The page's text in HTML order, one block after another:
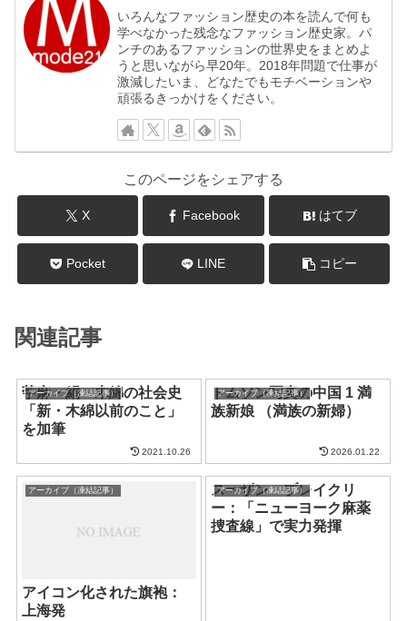
いろんなファッション歴史の本を読んで何も
学べなかった残念なファッション歴史家。パ
ンチのあるファッションの世界史をまとめよ
うと思いながら早20年。2018年問題で仕事が
激減したいま、どなたでもモチベーションや
頑張るきっかけをください。
このページをシェアする
X Facebook はてブ
Pocket LINE コピー
関連記事
アーカイブ（凍結記事）
苧麻・絹・木綿の社会史
「新・木綿以前のこと」
を加筆
2021.10.26
アーカイブ（凍結記事）
トムソン写真の中国 1 満
族新娘 （満族の新婦）
2026.01.22
アーカイブ（凍結記事）
アイコン化された旗袍：
上海発
アーカイブ（凍結記事）
スーザン・ブレイクリ
ー：「ニューヨーク麻薬
捜査線」で実力発揮